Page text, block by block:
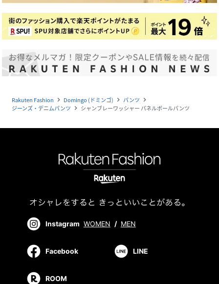
Rakuten Fashion navigate_next Domingo (ドミンゴ) navigate_next パンツ navigate_next
ジーンズ・デニムパンツ navigate_next シャンブレーワッシャー パネルボールパンツ
Instagram WOMEN / MEN
Facebook LINE
ROOM